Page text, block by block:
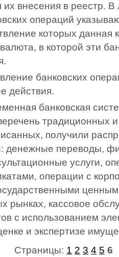
внесения в реестр. В
операций
которых данная
в которой эти
банковских
действия.
банковская
традиционных
получили
денежные переводы,
услуги,
операции с
рынках, кассовое
с использованием
и экспертизе
Страницы: 1 2 3 4 5 6